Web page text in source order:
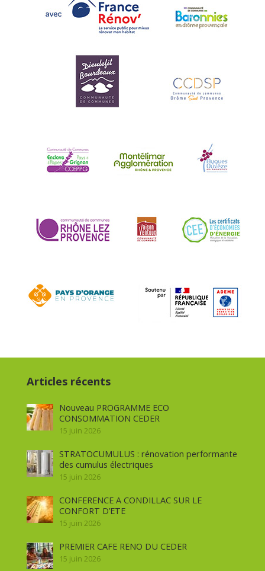
Articles récents
Nouveau PROGRAMME ECO
CONSOMMATION CEDER
15 juin 2026
STRATOCUMULUS : rénovation performante
des cumulus électriques
15 juin 2026
CONFERENCE A CONDILLAC SUR LE
CONFORT D’ETE
15 juin 2026
PREMIER CAFE RENO DU CEDER
15 juin 2026